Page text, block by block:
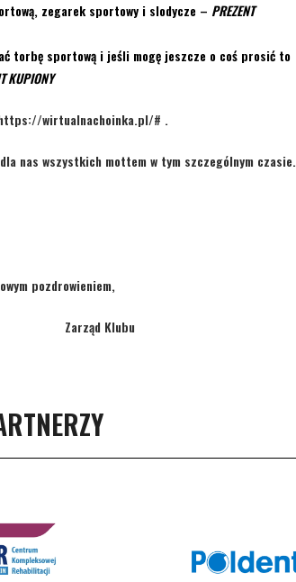
zegarek sportowy i slodycze – PREZENT
torbę sportową i jeśli mogę jeszcze o coś prosić to
KUPIONY
wirtualnachoinka.pl/# .
nas wszystkich mottem w tym szczególnym czasie.